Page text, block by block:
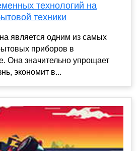
технологий на
техники
является одним из самых
приборов в
Она значительно упрощает
экономит в...